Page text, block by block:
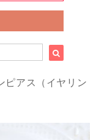
ピアス（イヤリン